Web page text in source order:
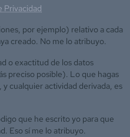
Privacidad
por ejemplo) relativo a cada
creado. No me lo atribuyo.
o exactitud de los datos
preciso posible). Lo que hagas
cualquier actividad derivada, es
que he escrito yo para que
Eso sí me lo atribuyo.